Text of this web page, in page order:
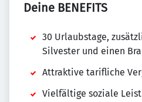
Deine BENEFITS
30 Urlaubstage,
Silvester und einen
Attraktive tarifliche
Vielfältige soziale